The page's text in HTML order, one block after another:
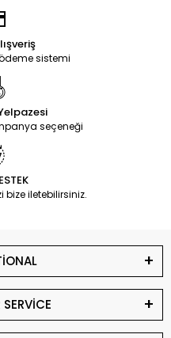
sistemi
seçeneği
bize iletebilirsiniz.